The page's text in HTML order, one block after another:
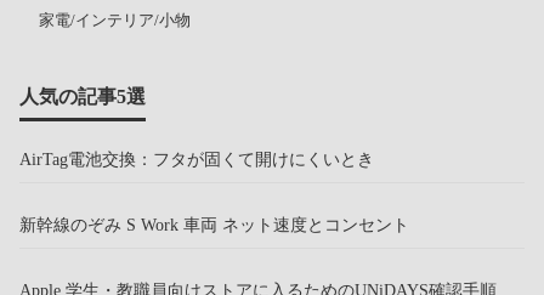
家電/インテリア/小物
人気の記事5選
AirTag電池交換：フタが固くて開けにくいとき
新幹線のぞみ S Work 車両 ネット速度とコンセント
Apple 学生・教職員向けストアに入るためのUNiDAYS確認手順